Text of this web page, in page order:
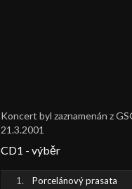
Koncert byl zaznamenán z
21.3.2001
CD1 - výběr
Porcelánový prasata